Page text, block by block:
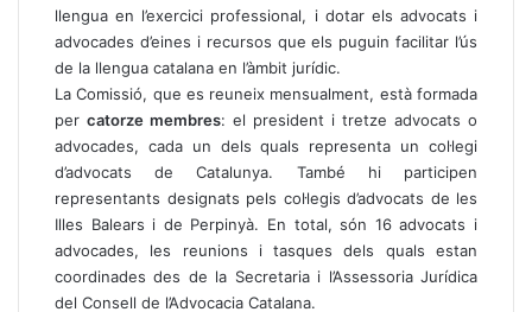
llengua en l’exercici professional, i dotar els advocats i
advocades d’eines i recursos que els puguin facilitar l’ús
de la llengua catalana en l’àmbit jurídic.
La Comissió, que es reuneix mensualment, està formada
per catorze membres: el president i tretze advocats o
advocades, cada un dels quals representa un col·legi
d’advocats de Catalunya. També hi participen
representants designats pels col·legis d’advocats de les
Illes Balears i de Perpinyà. En total, són 16 advocats i
advocades, les reunions i tasques dels quals estan
coordinades des de la Secretaria i l’Assessoria Jurídica
del Consell de l’Advocacia Catalana.